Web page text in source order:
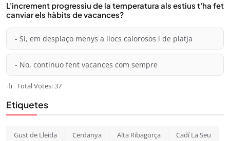
L'increment progressiu de la temperatura als estius t'ha fet
canviar els hàbits de vacances?
- Sí, em desplaço menys a llocs calorosos i de platja
- No, continuo fent vacances com sempre
Total Votes: 37
Etiquetes
Gust de Lleida Cerdanya Alta Ribagorça Cadí La Seu